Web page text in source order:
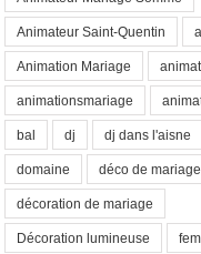
Animateur Saint-Quentin
Animation Mariage
animationsmariage
bal dj dj dans l'aisne
domaine déco de mariage
décoration de mariage
Décoration lumineuse